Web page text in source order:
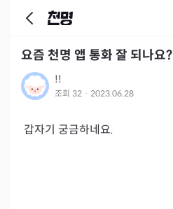
요즘 천명 앱 통화 잘 되나요?
!!
조회 32 · 2023.06.28
갑자기 궁금하네요.